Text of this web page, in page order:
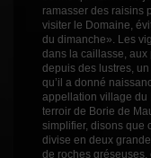
ramasser des raisins
visiter le Domaine,
du dimanche». Les
dans la caillasse, aux
depuis des lustres,
qu’il a donné
appellation village du
terroir de Borie de
simplifier, disons que
divise en deux
de roches